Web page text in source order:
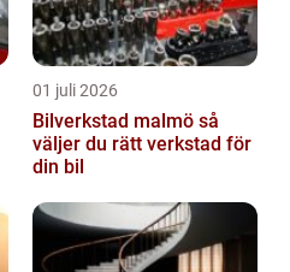
01 juli 2026
Bilverkstad malmö så
väljer du rätt verkstad för
din bil